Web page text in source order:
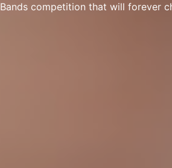
competition that will forever